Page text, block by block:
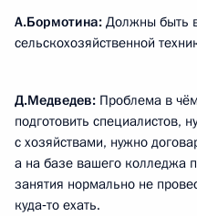
А.Бормотина: Должны быть
сельскохозяйственной
Д.Медведев: Проблема в
подготовить специалистов,
с хозяйствами, нужно
а на базе вашего колледжа
занятия нормально не
куда‑то ехать.